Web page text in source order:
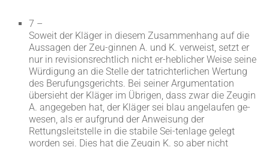
7 –
Soweit der Kläger in diesem Zusammenhang auf die
Aussagen der Zeu-ginnen A. und K. verweist, setzt er
nur in revisionsrechtlich nicht er-heblicher Weise seine
Würdigung an die Stelle der tatrichterlichen Wertung
des Berufungsgerichts. Bei seiner Argumentation
übersieht der Kläger im Übrigen, dass zwar die Zeugin
A. angegeben hat, der Kläger sei blau angelaufen ge-
wesen, als er aufgrund der Anweisung der
Rettungsleitstelle in die stabile Sei-tenlage gelegt
worden sei. Dies hat die Zeugin K. so aber nicht